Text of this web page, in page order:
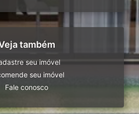
também
seu imóvel
seu imóvel
Fale conosco